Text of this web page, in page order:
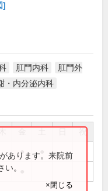
]
肛門内科
肛門外
・内分泌内科
祝
●
あります。来院前
。
×閉じる